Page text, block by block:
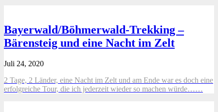
Bayerwald/Böhmerwald-Trekking –
Bärensteig und eine Nacht im Zelt
Juli 24, 2020
2 Tage, 2 Länder, eine Nacht im Zelt und am Ende war es doch eine
erfolgreiche Tour, die ich jederzeit wieder so machen würde……